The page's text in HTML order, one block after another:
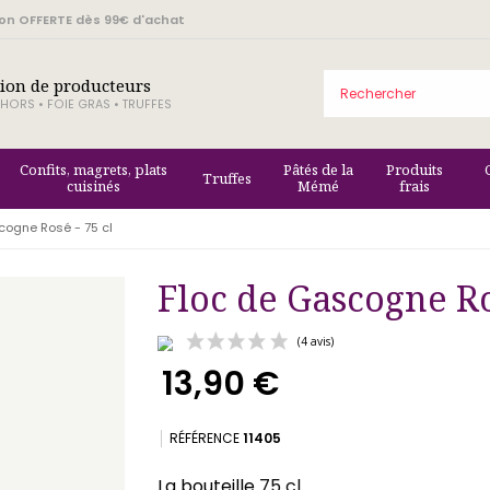
OFFERTE dès 99€ d'achat
de producteurs
• FOIE GRAS • TRUFFES
Confits, magrets, plats
cuisinés
Truffes
Pâtés de la
Mémé
Produits
frais
Rosé - 75 cl
Floc de Gascogne
13,90 €
RÉFÉRENCE11405